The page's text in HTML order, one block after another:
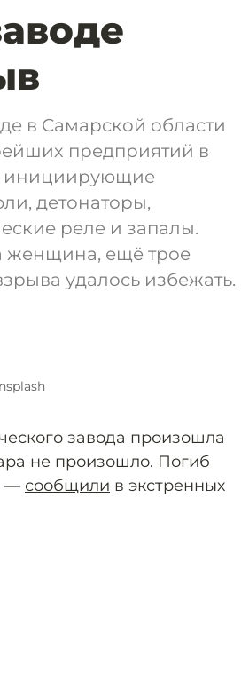
в Самарской области
предприятий в
инициирующие
детонаторы,
реле и запалы.
женщина, ещё трое
удалось избежать.
завода произошла
не произошло. Погиб
— сообщили в экстренных